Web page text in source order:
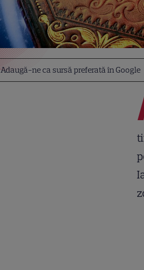
Adaugă-ne ca sursă preferată în Google